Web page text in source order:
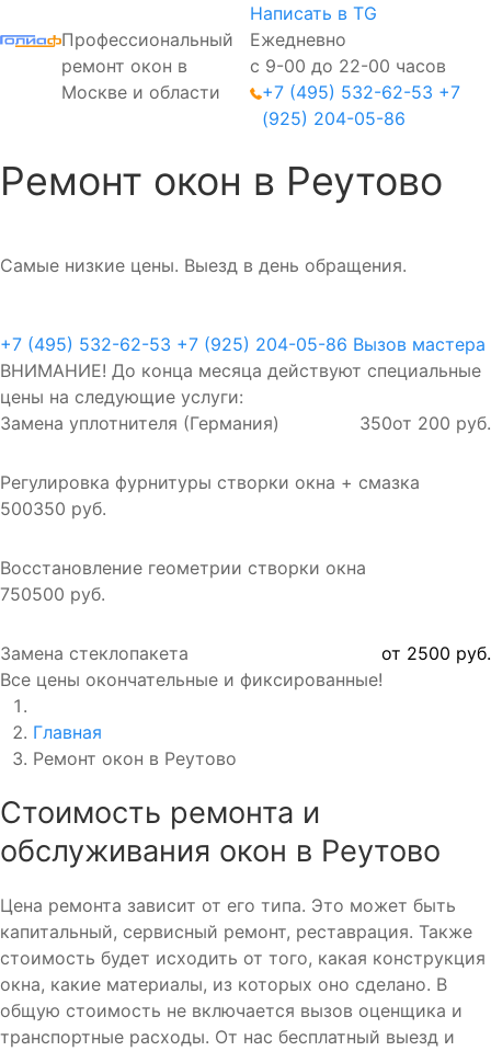
Профессиональный
ремонт окон в
Москве и области
Написать в TG
Ежедневно
с 9-00 до 22-00 часов
+7 (495) 532-62-53 +7
(925) 204-05-86
Ремонт окон в Реутово
Самые низкие цены. Выезд в день обращения.
+7 (495) 532-62-53 +7 (925) 204-05-86 Вызов мастера
ВНИМАНИЕ! До конца месяца действуют специальные
цены на следующие услуги:
Замена уплотнителя (Германия)
350от 200 руб.
Регулировка фурнитуры створки окна + смазка
500350 руб.
Восстановление геометрии створки окна
750500 руб.
Замена стеклопакета
от 2500 руб.
Все цены окончательные и фиксированные!
Главная
Ремонт окон в Реутово
Стоимость ремонта и
обслуживания окон в Реутово
Цена ремонта зависит от его типа. Это может быть
капитальный, сервисный ремонт, реставрация. Также
стоимость будет исходить от того, какая конструкция
окна, какие материалы, из которых оно сделано. В
общую стоимость не включается вызов оценщика и
транспортные расходы. От нас бесплатный выезд и